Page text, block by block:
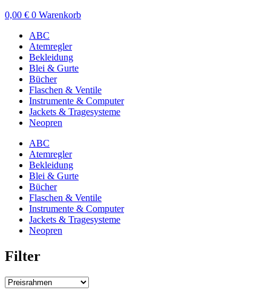
0,00 € 0 Warenkorb
ABC
Atemregler
Bekleidung
Blei & Gurte
Bücher
Flaschen & Ventile
Instrumente & Computer
Jackets & Tragesysteme
Neopren
ABC
Atemregler
Bekleidung
Blei & Gurte
Bücher
Flaschen & Ventile
Instrumente & Computer
Jackets & Tragesysteme
Neopren
Filter